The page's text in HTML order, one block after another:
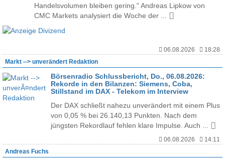
Handelsvolumen bleiben gering." Andreas Lipkow von
CMC Markets analysiert die Woche der ...
06.08.2026
18:28
Markt --> unverändert Redaktion
Börsenradio Schlussbericht, Do., 06.08.2026:
Rekorde in den Bilanzen: Siemens, Coba,
Stillstand im DAX - Telekom im Interview
Der DAX schließt nahezu unverändert mit einem Plus
von 0,05 % bei 26.140,13 Punkten. Nach dem
jüngsten Rekordlauf fehlen klare Impulse. Auch ...
06.08.2026
14:11
Andreas Fuchs